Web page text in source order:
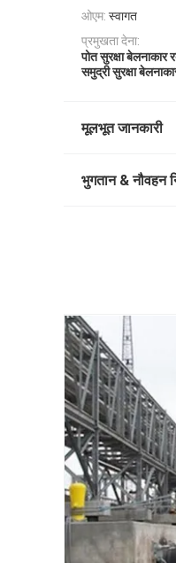
ओएम: स्वागत
प्रमुखता देना:
पोत सुरक्षा
समुद्री सुरक्षा
मूलभूत जानकारी
भुगतान & नौवहन